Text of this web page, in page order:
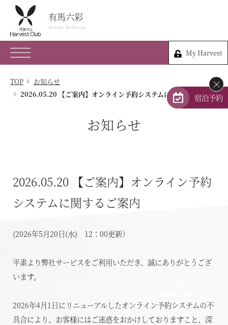
有馬六彩
Arima Rokusai
My Harvest
有馬六彩
Arima Rokusai
078-903-1109
兵庫県神戸市北区有馬町341-1
会員権のご案内
My Harvest
レストラン
施設案内
アクセス
TOP
お知らせ
2026.05.20 【ご案内】オンライン予約システムに関するご案内
お知らせ
2026.05.20 【ご案内】オンライン予約
システムに関するご案内
(2026年5月20日(水) 12：00更新）
平素より弊社サービスをご利用いただき、誠にありがとうござ
います。
2026年4月1日にリニューアルしたオンライン予約システムの不
具合により、お客様にはご迷惑をおかけしておりますこと、深
×
宿泊予約